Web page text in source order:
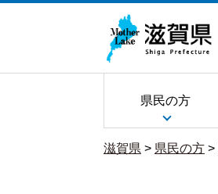
県民の方
滋賀県 > 県民の方 >